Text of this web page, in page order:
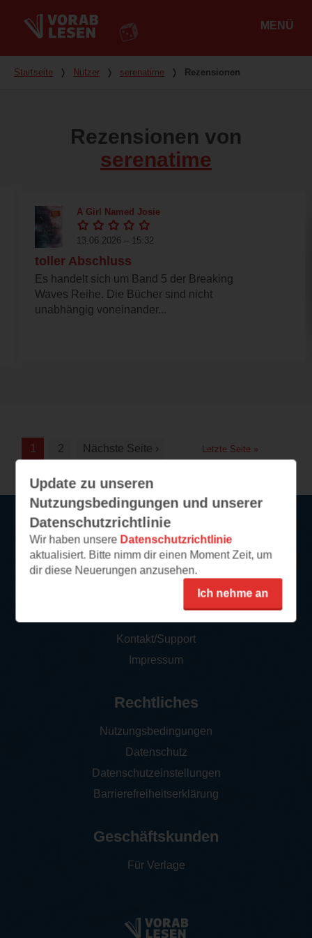
MENÜ
Du bist hier
Startseite ❭ Nutzer ❭ serenatime ❭ Rezensionen
Rezensionen von
serenatime
A Girl Named Josie
13.06.2026 – 15:32
toller Abschluss
Es handelt sich um Band 5 der Breaking
Waves Reihe. Die Bücher sind nicht
unabhängig voneinander...
1 2 Nächste Seite › Letzte Seite »
Update zu unseren
Nutzungsbedingungen und unserer
Datenschutzrichtlinie
Wir haben unsere Datenschutzrichtlinie
aktualisiert. Bitte nimm dir einen Moment Zeit, um
dir diese Neuerungen anzusehen.
Ich nehme an
Service
So funktioniert‘s
Kontakt/Support
Impressum
Rechtliches
Nutzungsbedingungen
Datenschutz
Datenschutzeinstellungen
Barrierefreiheitserklärung
Geschäftskunden
Für Verlage